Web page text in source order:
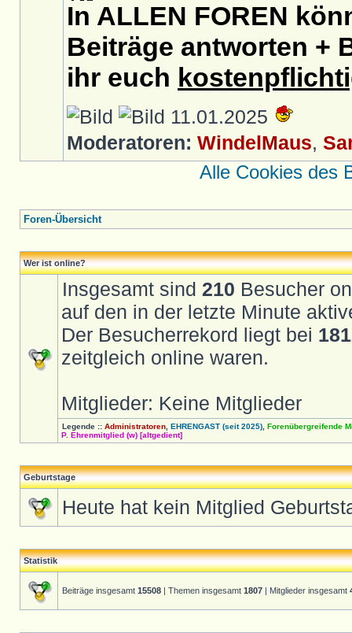
In ALLEN FOREN
Beiträge antworten +
ihr euch
11.01.2025
Moderatoren: WindelMaus,
Alle Cookies des
Foren-Übersicht
Wer ist online?
Insgesamt sind 210 Besucher
auf den in der letzte Minute
Der Besucherrekord liegt bei
zeitgleich online waren.
Mitglieder: Keine Mitglieder
Legende :: Administratoren EHRENGAST (seit 2025) Forenübergreifende
P. Ehrenmitglied (w) [altgedient]
Geburtstage
Heute hat kein Mitglied
Statistik
Beiträge insgesamt 15508 | Themen insgesamt 1807 | Mitglieder insgesamt